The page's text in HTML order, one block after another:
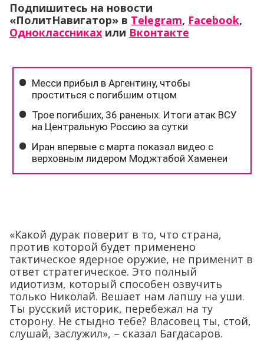
Подпишитесь на новости
«ПолитНавигатор» в Telegram, Facebook,
Одноклассниках или Вконтакте
«Какой дурак поверит в то, что страна,
против которой будет применено
тактическое ядерное оружие, не применит в
ответ стратегическое. Это полный
идиотизм, который способен озвучить
только Николай. Вешает нам лапшу на уши.
Ты русский историк, перебежал на ту
сторону. Не стыдно тебе? Власовец ты, стой,
слушай, заслужил», – сказал Багдасаров.